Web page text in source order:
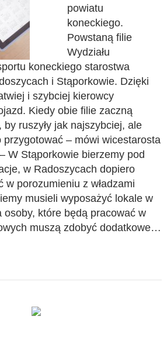
powiatu
koneckiego.
Powstaną filie
Wydziału
koneckiego starostwa
i Stąporkowie. Dzięki
i szybciej kierowcy
Kiedy obie filie zaczną
by ruszyły jak najszybciej, ale
przygotować – mówi wicestarosta
W Stąporkowie bierzemy pod
w Radoszycach dopiero
w porozumieniu z władzami
musieli wyposażyć lokale w
osoby, które będą pracować w
muszą zdobyć dodatkowe…